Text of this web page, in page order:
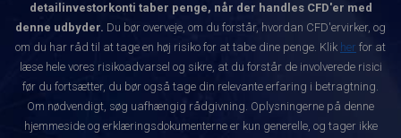
detailinvestorkonti taber penge, når der handles CFD'er med
denne udbyder. Du bør overveje, om du forstår, hvordan CFD'ervirker, og
om du har råd til at tage en høj risiko for at tabe dine penge. Klik her for at
læse hele vores risikoadvarsel og sikre, at du forstår de involverede risici
før du fortsætter, du bør også tage din relevante erfaring i betragtning.
Om nødvendigt, søg uafhængig rådgivning. Oplysningerne på denne
hjemmeside og erklæringsdokumenterne er kun generelle, og tager ikke